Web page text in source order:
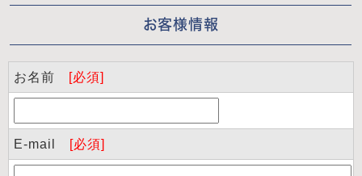
お客様情報
お名前 [必須]
E-mail [必須]